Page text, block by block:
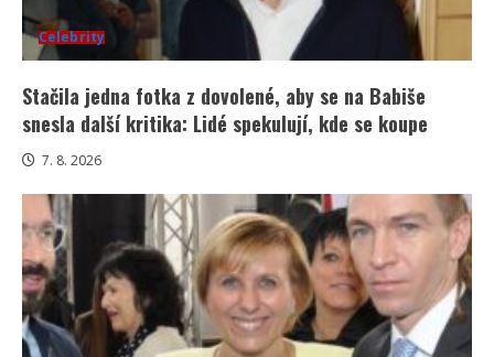
Celebrity
Stačila jedna fotka z dovolené, aby se na Babiše
snesla další kritika: Lidé spekulují, kde se koupe
7. 8. 2026